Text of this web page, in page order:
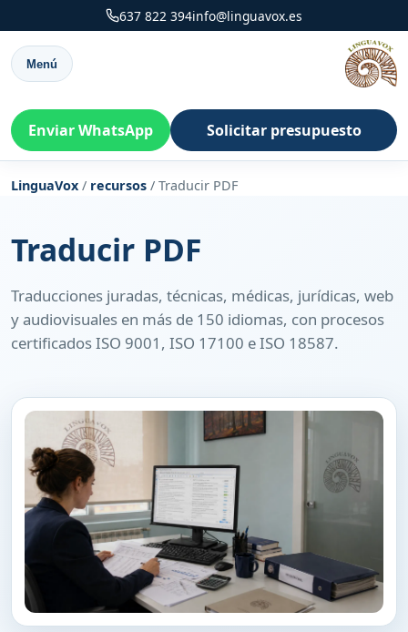
637 822 394info@linguavox.es
Menú
Enviar WhatsApp Solicitar presupuesto
LinguaVox / recursos / Traducir PDF
Traducir PDF
Traducciones juradas, técnicas, médicas, jurídicas, web
y audiovisuales en más de 150 idiomas, con procesos
certificados ISO 9001, ISO 17100 e ISO 18587.